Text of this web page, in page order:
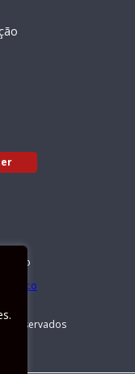
reservados